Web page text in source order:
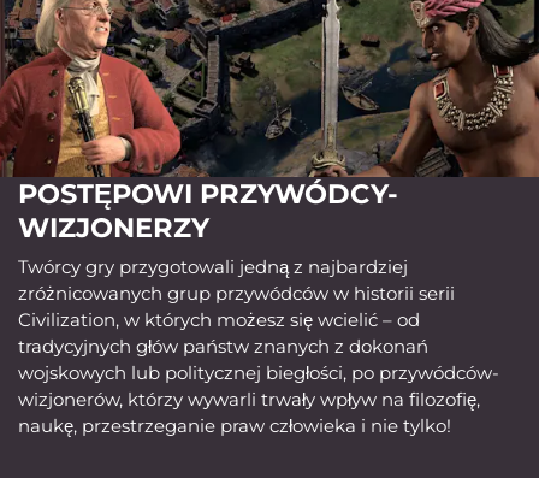
POSTĘPOWI PRZYWÓDCY-
WIZJONERZY
Twórcy gry przygotowali jedną z najbardziej
zróżnicowanych grup przywódców w historii serii
Civilization, w których możesz się wcielić – od
tradycyjnych głów państw znanych z dokonań
wojskowych lub politycznej biegłości, po przywódców-
wizjonerów, którzy wywarli trwały wpływ na filozofię,
naukę, przestrzeganie praw człowieka i nie tylko!